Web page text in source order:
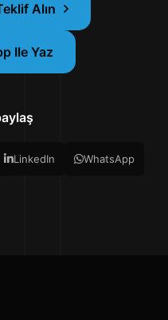
Alın
Ile Yaz
LinkedIn WhatsApp